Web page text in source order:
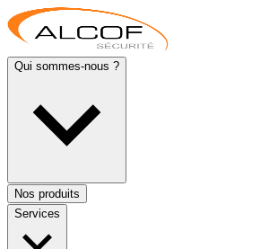
Qui sommes-nous ?
Nos produits
Services